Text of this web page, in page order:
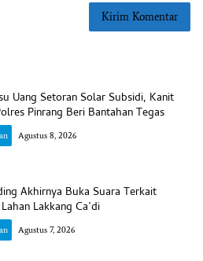
Uang Setoran Solar Subsidi, Kanit
Pinrang Beri Bantahan Tegas
Agustus 8, 2026
Akhirnya Buka Suara Terkait
Lakkang Ca’di
Agustus 7, 2026